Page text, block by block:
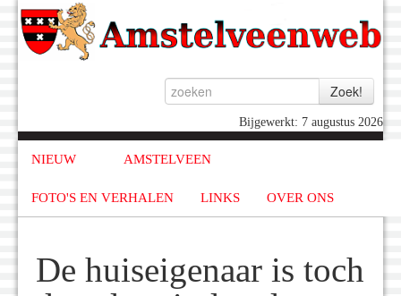
Bijgewerkt: 7 augustus 2026
NIEUW AMSTELVEEN
FOTO'S EN VERHALEN LINKS OVER ONS
De huiseigenaar is toch